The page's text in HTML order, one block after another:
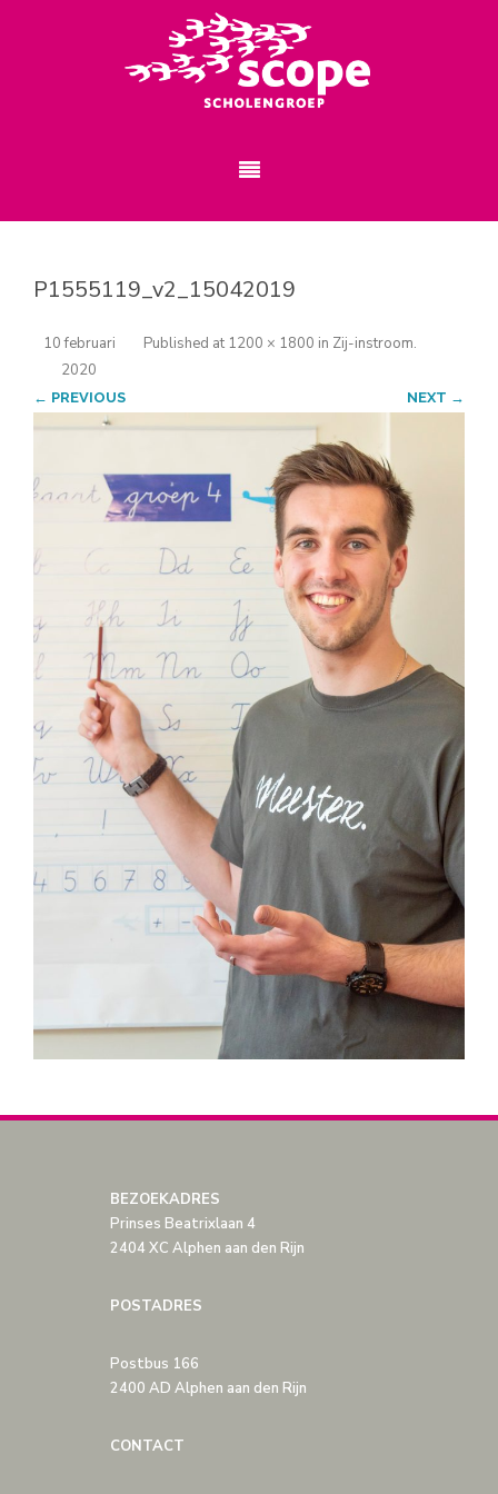
P1555119_v2_15042019
Published
10 februari
2020
at 1200 × 1800 in Zij-instroom.
← PREVIOUS NEXT →
BEZOEKADRES
Prinses Beatrixlaan 4
2404 XC Alphen aan den Rijn
POSTADRES
Postbus 166
2400 AD Alphen aan den Rijn
CONTACT